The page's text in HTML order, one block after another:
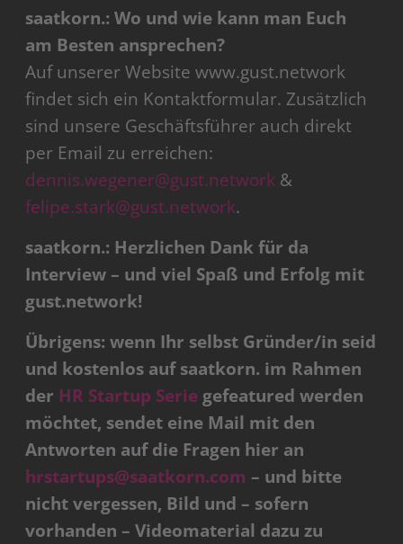
saatkorn.: Wo und wie kann man Euch
am Besten ansprechen?
Auf unserer Website www.gust.network
findet sich ein Kontaktformular. Zusätzlich
sind unsere Geschäftsführer auch direkt
per Email zu erreichen:
dennis.wegener@gust.network &
felipe.stark@gust.network.
saatkorn.: Herzlichen Dank für da
Interview – und viel Spaß und Erfolg mit
gust.network!
Übrigens: wenn Ihr selbst Gründer/in seid
und kostenlos auf saatkorn. im Rahmen
der HR Startup Seriegefeatured werden
möchtet, sendet eine Mail mit den
Antworten auf die Fragen hier an
hrstartups@saatkorn.com – und bitte
nicht vergessen, Bild und – sofern
vorhanden – Videomaterial dazu zu